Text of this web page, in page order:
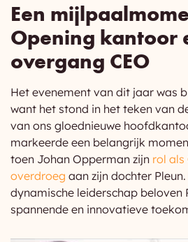
Een
Opening kantoor
overgang CEO
Het evenement van dit jaar was
want het stond in het teken van
van ons gloednieuwe
markeerde een belangrijk
toen Johan Opperman zijn rol als
overdroeg aan zijn dochter
dynamische leiderschap beloven
spannende en innovatieve